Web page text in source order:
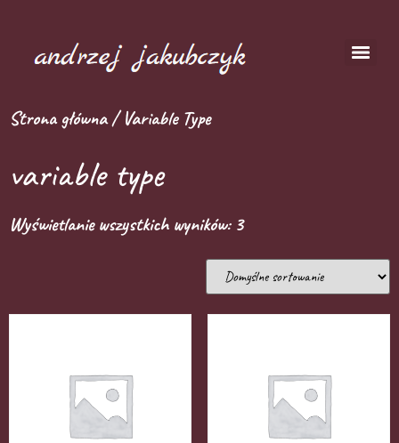
Strona główna/ Variable Type
variable type
Wyświetlanie wszystkich wyników: 3